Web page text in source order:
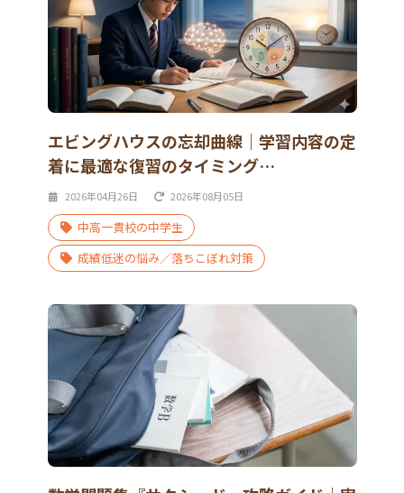
エビングハウスの忘却曲線｜学習内容の定
着に最適な復習のタイミング…
2026年04月26日 2026年08月05日
中高一貫校の中学生
成績低迷の悩み／落ちこぼれ対策